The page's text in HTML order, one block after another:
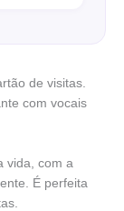
de visitas.
com vocais
vida, com a
É perfeita